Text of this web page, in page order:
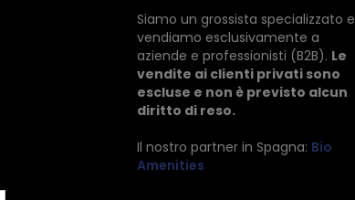
Siamo un grossista specializzato e
vendiamo esclusivamente a
aziende e professionisti (B2B). Le
vendite ai clienti privati sono
escluse e non è previsto alcun
diritto di reso.
Il nostro partner in Spagna: Bio
Amenities